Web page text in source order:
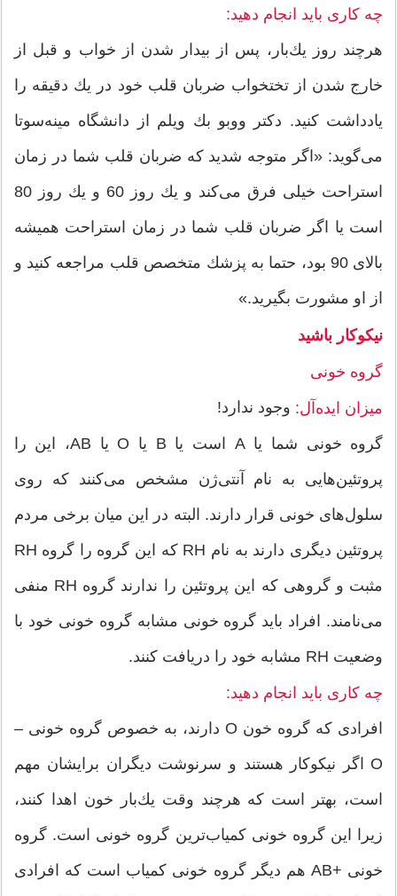
چه كاری باید انجام دهید:
هرچند روز یك‌بار، پس از بیدار شدن از خواب و قبل از
خارج شدن از تختخواب ضربان قلب خود در یك دقیقه را
یادداشت كنید. دكتر ووبو بك ویلم از دانشگاه مینه‌سوتا
می‌گوید: «اگر متوجه شدید كه ضربان قلب شما در زمان
استراحت خیلی فرق می‌كند و یك روز 60 و یك روز 80
است یا اگر ضربان قلب شما در زمان استراحت همیشه
بالای 90 بود، حتما به پزشك متخصص قلب مراجعه كنید و
از او مشورت بگیرید.»
نیكوكار باشید
گروه خونی
میزان ایده‌آل: وجود ندارد!
گروه خونی شما یا A است یا B یا O یا AB، این را
پروتئین‌هایی به نام آنتی‌ژن مشخص می‌كنند كه روی
سلول‌های خونی قرار دارند. البته در این میان برخی مردم
پروتئین دیگری دارند به نام RH كه این گروه را گروه RH
مثبت و گروهی كه این پروتئین را ندارند گروه RH منفی
می‌نامند. افراد باید گروه خونی مشابه گروه خونی خود با
وضعیت RH مشابه خود را دریافت كنند.
چه كاری باید انجام دهید:
افرادی كه گروه خون O دارند، به خصوص گروه خونی –
O اگر نیكوكار هستند و سرنوشت دیگران برایشان مهم
است، بهتر است كه هرچند وقت یك‌بار خون اهدا كنند،
زیرا این گروه خونی كمیاب‌‌ترین گروه خونی است. گروه
خونی +AB هم دیگر گروه خونی كمیاب است كه افرادی